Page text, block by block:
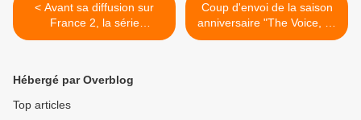
< Avant sa diffusion sur
France 2, la série
"Germinal" disponible dès le
Coup d'envoi de la saison
anniversaire "The Voice, all
stars" le 11 septembre sur
Hébergé par Overblog
Top articles